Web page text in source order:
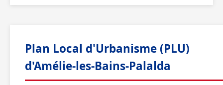
Plan Local d'Urbanisme (PLU)
d'Amélie-les-Bains-Palalda